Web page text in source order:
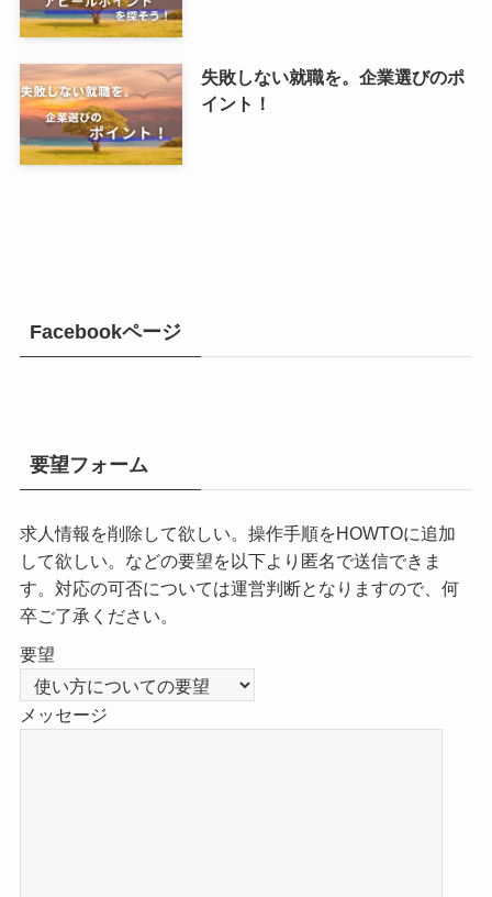
失敗しない就職を。企業選びのポ
イント！
Facebookページ
要望フォーム
求人情報を削除して欲しい。操作手順をHOWTOに追加
して欲しい。などの要望を以下より匿名で送信できま
す。対応の可否については運営判断となりますので、何
卒ご了承ください。
要望
メッセージ